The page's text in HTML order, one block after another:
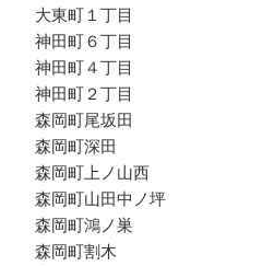
大東町１丁目
神田町６丁目
神田町４丁目
神田町２丁目
森岡町尾坂田
森岡町深田
森岡町上ノ山西
森岡町山田中ノ坪
森岡町鴻ノ巣
森岡町割木